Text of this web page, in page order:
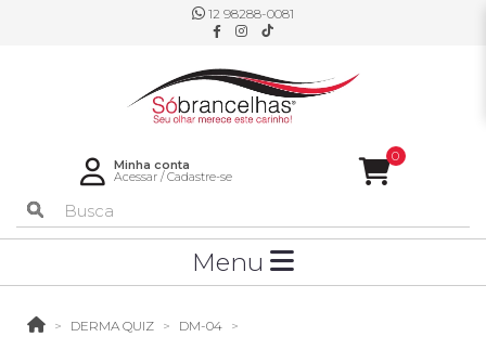
12 98288-0081
Minha conta
Acessar/Cadastre-se
0
Menu
DERMA QUIZ DM-04